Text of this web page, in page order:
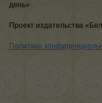
день»
Проект издательства
Политика